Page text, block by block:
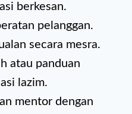
berkesan.
pelanggan.
secara mesra.
atau panduan
lazim.
mentor dengan